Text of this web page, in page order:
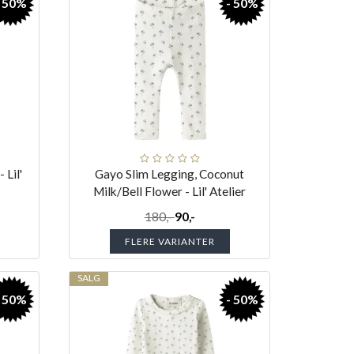
Lil'
Gayo Slim Legging, Coconut
Milk/Bell Flower - Lil' Atelier
180,-90,-
FLERE VARIANTER
SALG
- 50%